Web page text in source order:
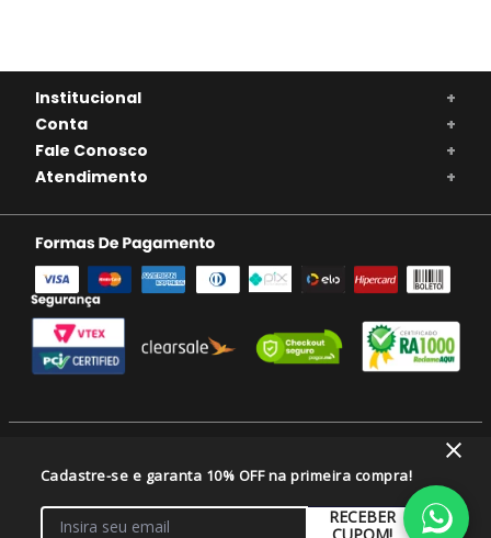
Institucional
+
Conta
+
Fale Conosco
+
Atendimento
+
SE BEBER, NÃO DIRIJA. APRECIE COM MODERAÇÃO. A VENDA DE BEBIDAS
ALCOÓLICAS É PROIBIDA PARA MENORES DE 18 ANOS.
VIVAVINHO COMERCIO DE ALIMENTOS E BEBIDAS LTDA/CNPJ: 46.082.333/0001-
08 - Balneário Camboriú/SC
Cadastre-se e garanta 10% OFF na primeira compra!
RECEBER